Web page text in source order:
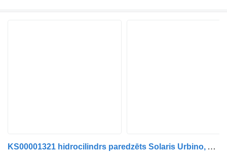
KS00001321 hidrocilindrs paredzēts Solaris Urbino, Alpino, Vacanza (1999-) autobusa